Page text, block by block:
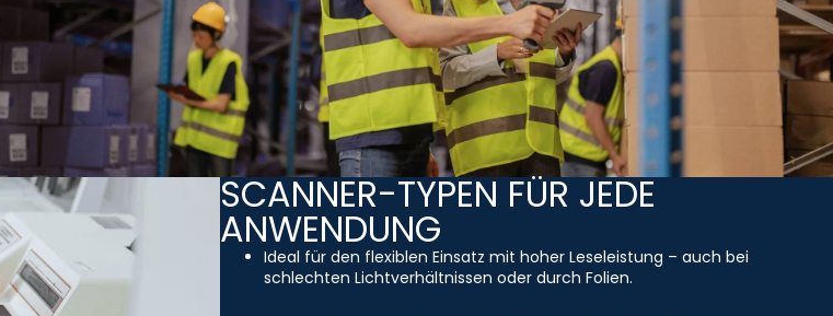
SCANNER-TYPEN FÜR JEDE
ANWENDUNG
Ideal für den flexiblen Einsatz mit hoher Leseleistung – auch bei
schlechten Lichtverhältnissen oder durch Folien.